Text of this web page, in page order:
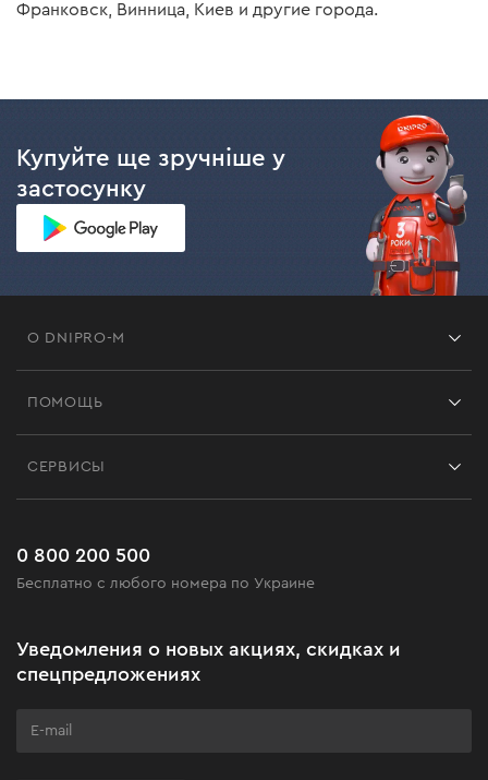
Скачать инструкцию к "Аккумуляторная батарея Dnipro-
M BP-122 2.0 Ач"
Скачать инструкцию к "Аккумуляторный вентилятор
Dnipro-M CF-12 (без АКБ и ЗУ)"
Франковск, Винница, Киев и другие города.
Купуйте ще зручніше у
застосунку
О DNIPRO-M
Черная пятница
Клуб мастерства
ПОМОЩЬ
Часто задаваемые вопросы
СЕРВИСЫ
0 800 200 500
Бесплатно с любого номера по Украине
Уведомления о новых акциях, скидках и
спецпредложениях